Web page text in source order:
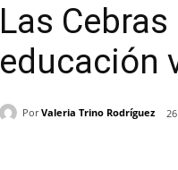
Las
educación
Por Valeria Trino Rodríguez